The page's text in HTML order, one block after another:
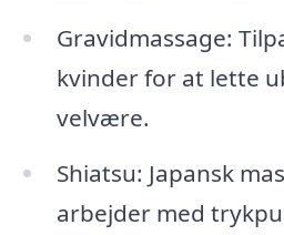
Gravidmassage:
kvinder for at lette
velvære.
Shiatsu: Japansk
arbejder med